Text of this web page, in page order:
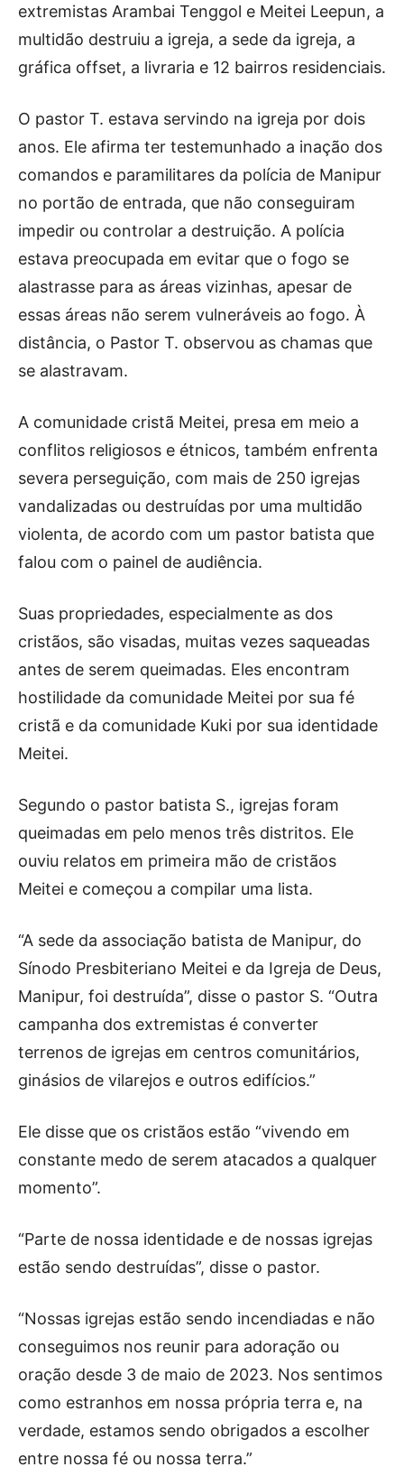
extremistas Arambai Tenggol e Meitei Leepun, a
multidão destruiu a igreja, a sede da igreja, a
gráfica offset, a livraria e 12 bairros residenciais.
O pastor T. estava servindo na igreja por dois
anos. Ele afirma ter testemunhado a inação dos
comandos e paramilitares da polícia de Manipur
no portão de entrada, que não conseguiram
impedir ou controlar a destruição. A polícia
estava preocupada em evitar que o fogo se
alastrasse para as áreas vizinhas, apesar de
essas áreas não serem vulneráveis ​​ao fogo. À
distância, o Pastor T. observou as chamas que
se alastravam.
A comunidade cristã Meitei, presa em meio a
conflitos religiosos e étnicos, também enfrenta
severa perseguição, com mais de 250 igrejas
vandalizadas ou destruídas por uma multidão
violenta, de acordo com um pastor batista que
falou com o painel de audiência.
Suas propriedades, especialmente as dos
cristãos, são visadas, muitas vezes saqueadas
antes de serem queimadas. Eles encontram
hostilidade da comunidade Meitei por sua fé
cristã e da comunidade Kuki por sua identidade
Meitei.
Segundo o pastor batista S., igrejas foram
queimadas em pelo menos três distritos. Ele
ouviu relatos em primeira mão de cristãos
Meitei e começou a compilar uma lista.
“A sede da associação batista de Manipur, do
Sínodo Presbiteriano Meitei e da Igreja de Deus,
Manipur, foi destruída”, disse o pastor S. “Outra
campanha dos extremistas é converter
terrenos de igrejas em centros comunitários,
ginásios de vilarejos e outros edifícios.”
Ele disse que os cristãos estão “vivendo em
constante medo de serem atacados a qualquer
momento”.
“Parte de nossa identidade e de nossas igrejas
estão sendo destruídas”, disse o pastor.
“Nossas igrejas estão sendo incendiadas e não
conseguimos nos reunir para adoração ou
oração desde 3 de maio de 2023. Nos sentimos
como estranhos em nossa própria terra e, na
verdade, estamos sendo obrigados a escolher
entre nossa fé ou nossa terra.”